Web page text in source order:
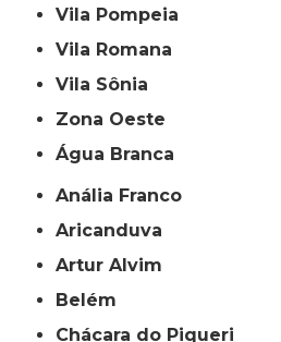
Vila Pompeia
Vila Romana
Vila Sônia
Zona Oeste
Água Branca
Anália Franco
Aricanduva
Artur Alvim
Belém
Chácara do Piqueri